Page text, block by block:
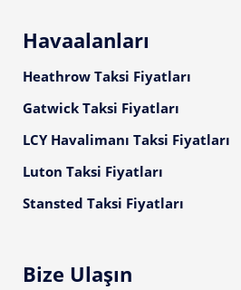
Havaalanları
Heathrow Taksi Fiyatları
Gatwick Taksi Fiyatları
LCY Havalimanı Taksi Fiyatları
Luton Taksi Fiyatları
Stansted Taksi Fiyatları
Bize Ulaşın